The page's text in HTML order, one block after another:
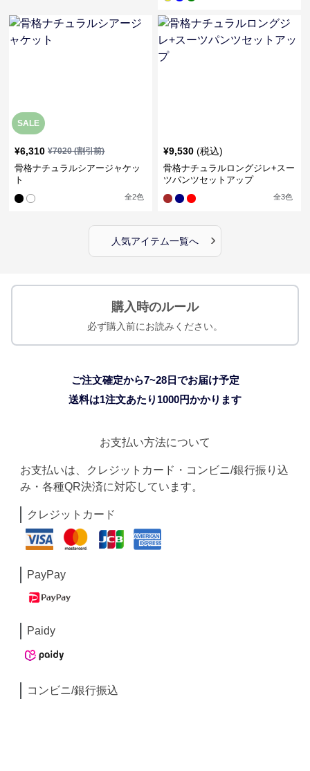
SALE
¥6,310 ¥7020(割引前)
骨格ナチュラルシアージャケッ
ト
全2色
¥9,530 (税込)
骨格ナチュラルロングジレ+スー
ツパンツセットアップ
全3色
人気アイテム一覧へ ›
購入時のルール
必ず購入前にお読みください。
ご注文確定から7~28日でお届け予定
送料は1注文あたり 1000円かかります
お支払い方法について
お支払いは、クレジットカード・コンビニ/銀行振り込
み・各種QR決済に対応しています。
クレジットカード
PayPay
Paidy
コンビニ/銀行振込